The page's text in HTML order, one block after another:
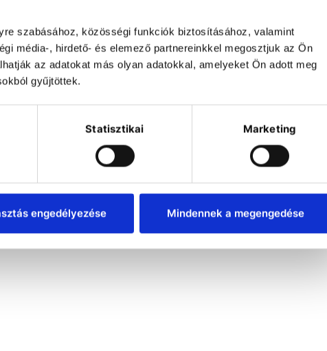
szabásához, közösségi funkciók biztosításához, valamint
média-, hirdető- és elemező partnereinkkel megosztjuk az Ön
az adatokat más olyan adatokkal, amelyeket Ön adott meg
gyűjtöttek.
Statisztikai Marketing
engedélyezése Mindennek a megengedése
Refrigerated
/ Heating
coolers
Dynamic
Control
Systems